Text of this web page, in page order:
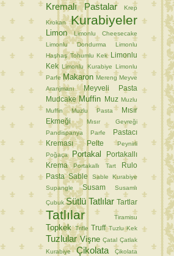
Kremalı Pastalar Krep
Krokan Kurabiyeler
Limon
Limonlu Cheesecake
Limonlu Dondurma
Limonlu
Haşhaş Tohumlu Kek
Limonlu
Kek Limonlu Kurabiye Limonlu
Parfe Makaron Mereng Meyve
Aranjmanı
Meyveli Pasta
Mudcake Muffin Muz Muzlu
Muffin
Muzlu Pasta
Mısır
Ekmeği
Mısır Gevreği
Pandispanya
Parfe
Pastacı
Kreması
Pelte
Peynirli
Poğaça
Portakal
Portakallı
Krema
Portakallı Tart
Rulo
Pasta Sable
Sable Kurabiye
Supangle
Susam Susamlı
Çubuk Sütlü Tatlılar Tartlar
Tatlılar Tiramisu
Topkek Trifle Truff Tuzlu Kek
Tuzlular Vişne Çatal Çatlak
Kurabiye
Çikolata
Çikolata